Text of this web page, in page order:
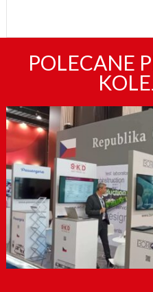
POLECANE